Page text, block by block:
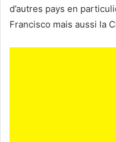
d’autres pays en
Francisco mais aussi la